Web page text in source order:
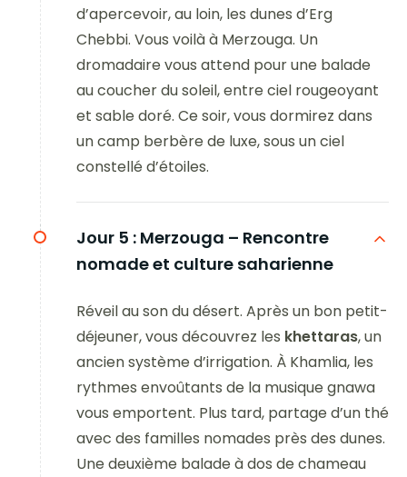
d’apercevoir, au loin, les dunes d’Erg
Chebbi. Vous voilà à Merzouga. Un
dromadaire vous attend pour une balade
au coucher du soleil, entre ciel rougeoyant
et sable doré. Ce soir, vous dormirez dans
un camp berbère de luxe, sous un ciel
constellé d’étoiles.
Jour 5 : Merzouga – Rencontre
nomade et culture saharienne
Réveil au son du désert. Après un bon petit-
déjeuner, vous découvrez les khettaras, un
ancien système d’irrigation. À Khamlia, les
rythmes envoûtants de la musique gnawa
vous emportent. Plus tard, partage d’un thé
avec des familles nomades près des dunes.
Une deuxième balade à dos de chameau